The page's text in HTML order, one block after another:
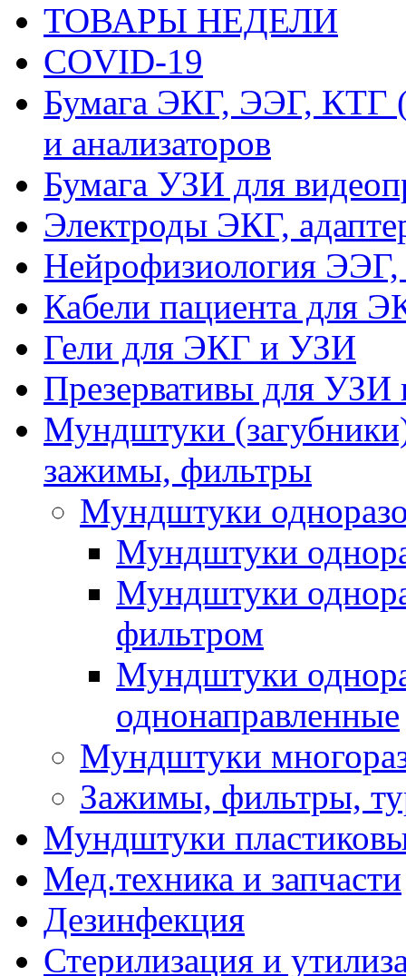
ТОВАРЫ НЕДЕЛИ
COVID-19
Бумага ЭКГ, ЭЭГ, КТГ
и анализаторов
Бумага УЗИ для
Электроды ЭКГ,
Нейрофизиология
Кабели пациента для
Гели для ЭКГ и УЗИ
Презервативы для УЗИ
Мундштуки
зажимы, фильтры
Мундштуки
Мундштуки
Мундштуки
фильтром
Мундштуки
однонаправленные
Мундштуки
Зажимы, фильтры,
Мундштуки
Мед.техника и запчасти
Дезинфекция
Стерилизация и